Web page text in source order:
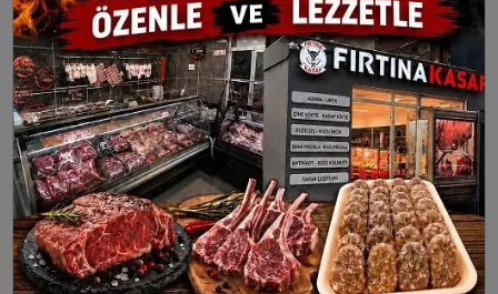
Çine Meclisi’nde Yeni
Dönem: CHP Sadece 1 Meclis
Üyesiyle Temsil Edildi
Çine'de Yeni Parti Dönemi:
Tayfun Şahin İlçe Başkanı
Oldu
Aydın Valiliği’nden kritik
orman yangını uyarısı
Çine’de Başarının Adresi
Değişmedi: Pusula Eğitim
Kurumları YKS’de Zirveyi